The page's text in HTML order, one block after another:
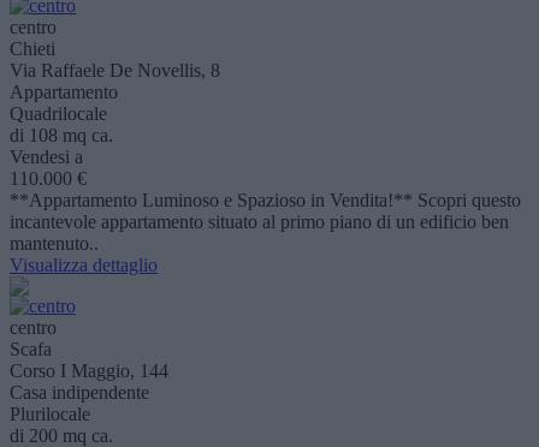
centro
Chieti
Via Raffaele De Novellis, 8
Appartamento
Quadrilocale
di 108 mq ca.
Vendesi a
110.000 €
**Appartamento Luminoso e Spazioso in Vendita!** Scopri questo
incantevole appartamento situato al primo piano di un edificio ben
mantenuto..
Visualizza dettaglio
centro
Scafa
Corso I Maggio, 144
Casa indipendente
Plurilocale
di 200 mq ca.